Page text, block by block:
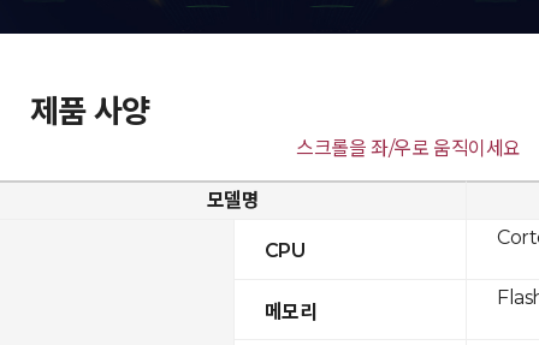
제품 사양
스크롤을 좌/우로 움직이세요
모델명
CPU
메모리